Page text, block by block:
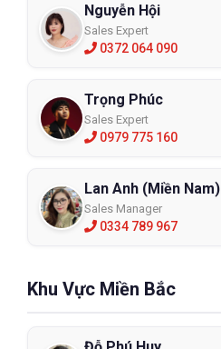
Nguyễn Hội
Sales Expert
0372 064 090
Trọng Phúc
Sales Expert
0979 775 160
Lan Anh (Miền Nam)
Sales Manager
0334 789 967
Khu Vực Miền Bắc